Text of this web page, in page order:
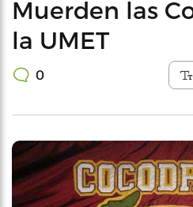
Muerden las
la UMET
0